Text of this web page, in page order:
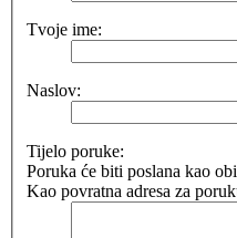
Tvoje ime:
Naslov:
Tijelo poruke:
Poruka će biti poslana kao
Kao povratna adresa za